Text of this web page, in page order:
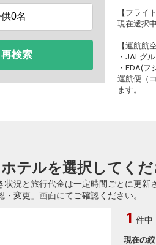
再検索
【フライ
現在選択
【運航航
・JALグ
・FDA(
運航便（
ます。
テルを選択してく
状況と旅行代金は一定時間ごとに更
・変更」画面にてご確認ください。
現在の
1 件中